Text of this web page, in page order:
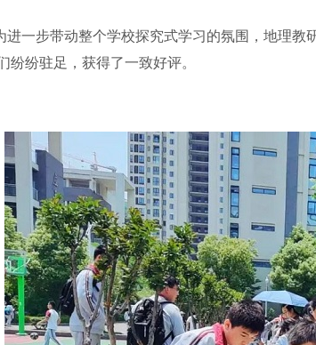
进一步带动整个学校探究式学习的氛围，地理
纷纷驻足，获得了一致好评。